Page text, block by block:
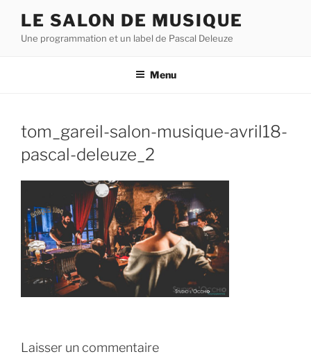
contenu
LE SALON DE MUSIQUE
Une programmation et un label de Pascal Deleuze
Menu
tom_gareil-salon-musique-avril18-
pascal-deleuze_2
Laisser un commentaire